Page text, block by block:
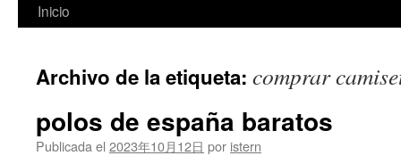
Saltar
contenido
Inicio
Archivo de la etiqueta: comprar
polos de españa baratos
Publicada el 2023年10月12日 por istern